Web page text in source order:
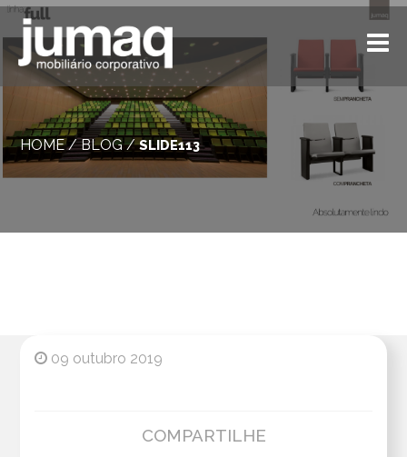
HOME/BLOG/SLIDE113
09 outubro 2019
COMPARTILHE